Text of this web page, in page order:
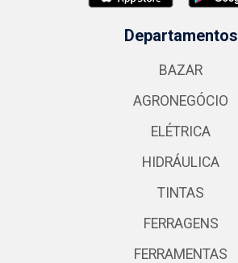
Departamentos
BAZAR
AGRONEGÓCIO
ELÉTRICA
HIDRÁULICA
TINTAS
FERRAGENS
FERRAMENTAS